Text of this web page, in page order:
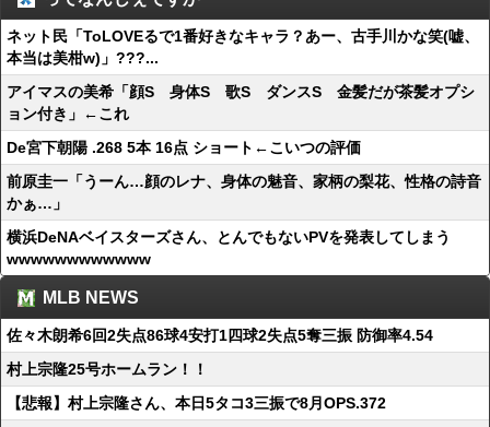
ネット民「ToLOVEるで1番好きなキャラ？あー、古手川かな笑(嘘、
本当は美柑w)」???...
アイマスの美希「顔S 身体S 歌S ダンスS 金髪だが茶髪オプシ
ョン付き」←これ
De宮下朝陽 .268 5本 16点 ショート←こいつの評価
前原圭一「うーん…顔のレナ、身体の魅音、家柄の梨花、性格の詩音
かぁ…」
横浜DeNAベイスターズさん、とんでもないPVを発表してしまう
wwwwwwwwwwww
MLB NEWS
佐々木朗希6回2失点86球4安打1四球2失点5奪三振 防御率4.54
村上宗隆25号ホームラン！！
【悲報】村上宗隆さん、本日5タコ3三振で8月OPS.372